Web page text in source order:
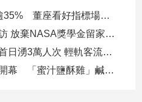
騰雲科技7月營收年增逾35% 董座看好指標場域複製動能
徐欣瑩《大雲時堂》專訪 放棄NASA獎學金留家鄉 主張雙AI治縣讓城市更科技更有愛
全台最大親子樂園開幕首日湧3萬人次 輕軌客流增20倍
大崗山龍眼蜂蜜文化節開幕 「蜜汁鹽酥雞」鹹甜跨界搶話題